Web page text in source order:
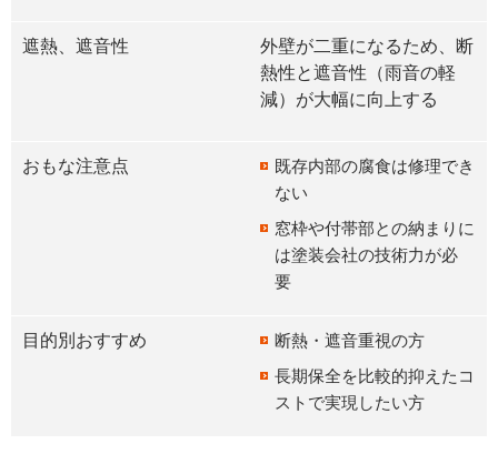
遮熱、遮音性
外壁が二重になるため、断
熱性と遮音性（雨音の軽
減）が大幅に向上する
おもな注意点
既存内部の腐食は修理でき
ない
窓枠や付帯部との納まりに
は塗装会社の技術力が必
要
目的別おすすめ
断熱・遮音重視の方
長期保全を比較的抑えたコ
ストで実現したい方